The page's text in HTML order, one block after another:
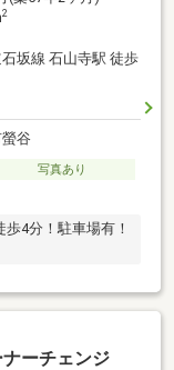
2
坂線 石山寺駅 徒歩
谷
写真あり
4分！駐車場有！
ーチェンジ